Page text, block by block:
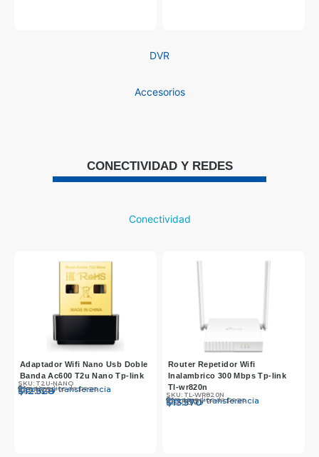
DVR
Accesorios
CONECTIVIDAD Y REDES
Conectividad
Adaptador Wifi Nano Usb Doble
Banda Ac600 T2u Nano Tp-link
SKU: T2U-NANO
$12.528
Efectivo y transferencia
$12.990
Otros medios de pago
Router Repetidor Wifi
Inalambrico 300 Mbps Tp-link
Tl-wr820n
SKU: TL-WR820N
$13.570
Efectivo y transferencia
$13.990
Otros medios de pago